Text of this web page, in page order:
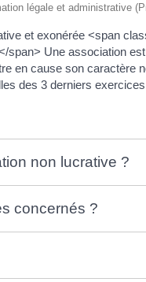
légale et administrative
et exonérée <span
Une association
en cause son
des 3 derniers
non lucrative ?
concernés ?